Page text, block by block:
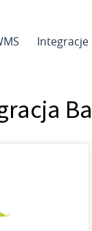
Integracje